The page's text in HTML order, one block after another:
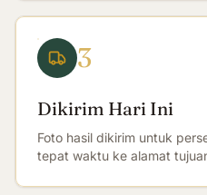
3
Dikirim Hari Ini
Foto hasil dikirim untuk
tepat waktu ke alamat